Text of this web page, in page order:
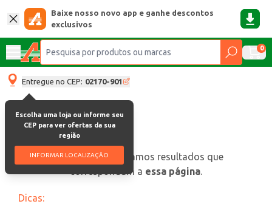
Baixe nosso novo app e ganhe descontos
exclusivos
0
Entregue no CEP: 02170-901
Escolha uma loja ou informe seu
CEP para ver ofertas da sua
região
INFORMAR LOCALIZAÇÃO
oops, não encontramos resultados que
correspondam a essa página.
Dicas: